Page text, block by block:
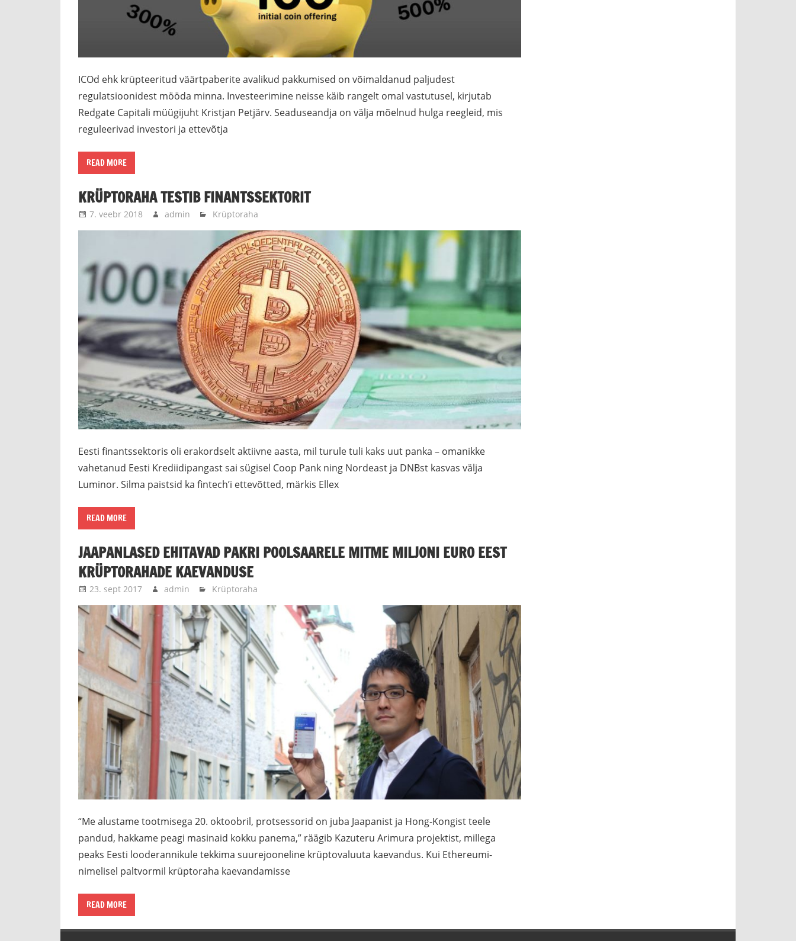
ICOd ehk krüpteeritud väärtpaberite avalikud pakkumised on võimaldanud paljudest
regulatsioonidest mööda minna. Investeerimine neisse käib rangelt omal vastutusel, kirjutab
Redgate Capitali müügijuht Kristjan Petjärv. Seaduseandja on välja mõelnud hulga reegleid, mis
reguleerivad investori ja ettevõtja
READ MORE
KRÜPTORAHA TESTIB FINANTSSEKTORIT
7. veebr 2018 admin Krüptoraha
Eesti finantssektoris oli erakordselt aktiivne aasta, mil turule tuli kaks uut panka – omanikke
vahetanud Eesti Krediidipangast sai sügisel Coop Pank ning Nordeast ja DNBst kasvas välja
Luminor. Silma paistsid ka fintech’i ettevõtted, märkis Ellex
READ MORE
JAAPANLASED EHITAVAD PAKRI POOLSAARELE MITME MILJONI EURO EEST
KRÜPTORAHADE KAEVANDUSE
23. sept 2017 admin Krüptoraha
“Me alustame tootmisega 20. oktoobril, protsessorid on juba Jaapanist ja Hong-Kongist teele
pandud, hakkame peagi masinaid kokku panema,” räägib Kazuteru Arimura projektist, millega
peaks Eesti looderannikule tekkima suurejooneline krüptovaluuta kaevandus. Kui Ethereumi-
nimelisel paltvormil krüptoraha kaevandamisse
READ MORE